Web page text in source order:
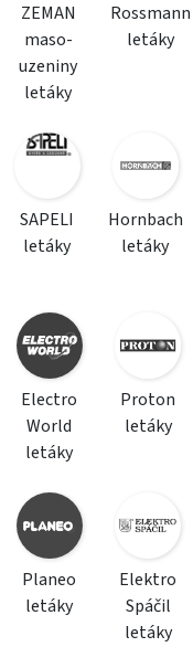
ZEMAN
maso-
uzeniny
letáky
Rossmann
letáky
SAPELI
letáky
Hornbach
letáky
Electro
World
letáky
Proton
letáky
Planeo
letáky
Elektro
Spáčil
letáky